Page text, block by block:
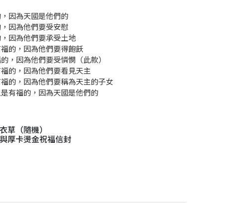
因為天國是他們的
因為他們要受安慰
因為他們要承受土地
的，因為他們要得飽飫
，因為他們要受憐憫（此款）
的，因為他們要看見天主
的，因為他們要稱為天主的子女
有福的，因為天國是他們的
草（隨機）
厚卡燙金祝福信封